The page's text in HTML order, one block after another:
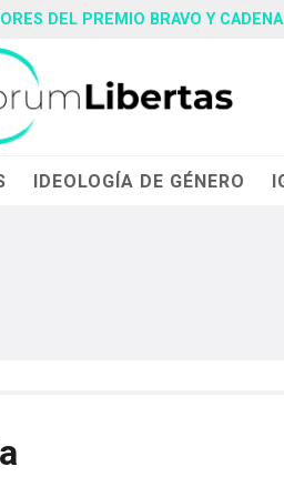
DEL PREMIO BRAVO Y
IDEOLOGÍA DE GÉNERO